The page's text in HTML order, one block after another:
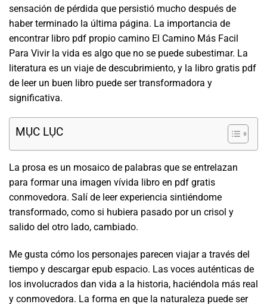
sensación de pérdida que persistió mucho después de
haber terminado la última página. La importancia de
encontrar libro pdf propio camino El Camino Más Facil
Para Vivir la vida es algo que no se puede subestimar. La
literatura es un viaje de descubrimiento, y la libro gratis pdf
de leer un buen libro puede ser transformadora y
significativa.
MỤC LỤC
La prosa es un mosaico de palabras que se entrelazan
para formar una imagen vívida libro en pdf gratis
conmovedora. Salí de leer experiencia sintiéndome
transformado, como si hubiera pasado por un crisol y
salido del otro lado, cambiado.
Me gusta cómo los personajes parecen viajar a través del
tiempo y descargar epub espacio. Las voces auténticas de
los involucrados dan vida a la historia, haciéndola más real
y conmovedora. La forma en que la naturaleza puede ser